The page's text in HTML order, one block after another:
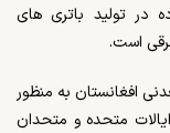
در تولید باتری های
است.
افغانستان به منظور
متحده و متحدان